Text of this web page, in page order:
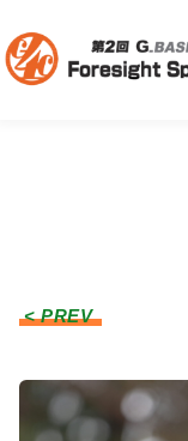
< PREV